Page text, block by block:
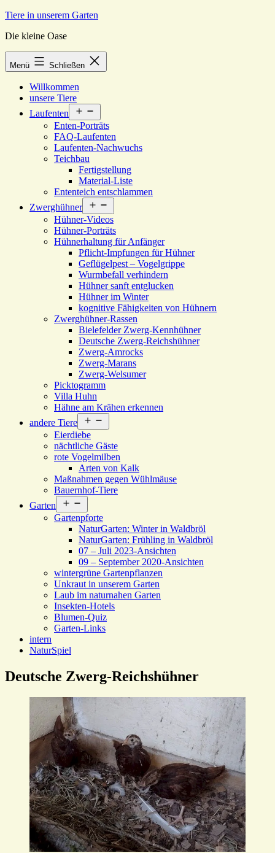
Zum
springen
Tiere in unserem Garten
Die kleine Oase
Menü Schließen
Willkommen
unsere Tiere
Laufenten
öffnen
Enten-Porträts
FAQ-Laufenten
Laufenten-Nachwuchs
Teichbau
Fertigstellung
Material-Liste
Ententeich entschlammen
Zwerghühner
öffnen
Hühner-Videos
Hühner-Porträts
Hühnerhaltung für Anfänger
Pflicht-Impfungen für Hühner
Geflügelpest – Vogelgrippe
Wurmbefall verhindern
Hühner sanft entglucken
Hühner im Winter
kognitive Fähigkeiten von Hühnern
Zwerghühner-Rassen
Bielefelder Zwerg-Kennhühner
Deutsche Zwerg-Reichshühner
Zwerg-Amrocks
Zwerg-Marans
Zwerg-Welsumer
Picktogramm
Villa Huhn
Hähne am Krähen erkennen
andere Tiere
öffnen
Eierdiebe
nächtliche Gäste
rote Vogelmilben
Arten von Kalk
Maßnahmen gegen Wühlmäuse
Bauernhof-Tiere
Garten
öffnen
Gartenpforte
NaturGarten: Winter in Waldbröl
NaturGarten: Frühling in Waldbröl
07 – Juli 2023-Ansichten
09 – September 2020-Ansichten
wintergrüne Gartenpflanzen
Unkraut in unserem Garten
Laub im naturnahen Garten
Insekten-Hotels
Blumen-Quiz
Garten-Links
intern
NaturSpiel
Deutsche Zwerg-Reichshühner